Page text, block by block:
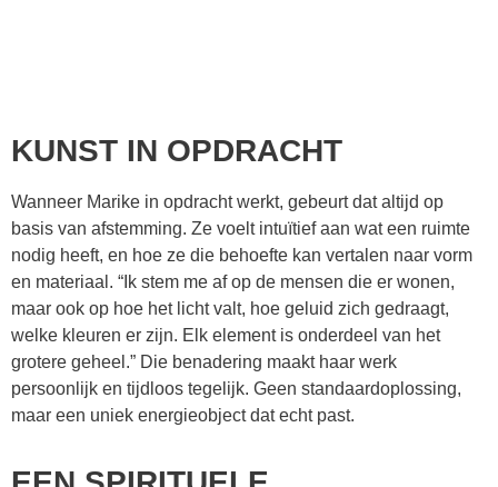
KUNST IN OPDRACHT
Wanneer Marike in opdracht werkt, gebeurt dat altijd op
basis van afstemming. Ze voelt intuïtief aan wat een ruimte
nodig heeft, en hoe ze die behoefte kan vertalen naar vorm
en materiaal. “Ik stem me af op de mensen die er wonen,
maar ook op hoe het licht valt, hoe geluid zich gedraagt,
welke kleuren er zijn. Elk element is onderdeel van het
grotere geheel.” Die benadering maakt haar werk
persoonlijk en tijdloos tegelijk. Geen standaardoplossing,
maar een uniek energieobject dat echt past.